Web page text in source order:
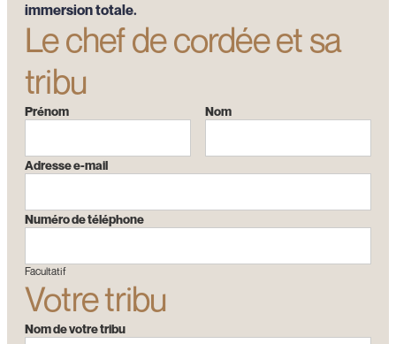
immersion totale.
Le chef de cordée et sa
tribu
Prénom Nom
Adresse e-mail
Numéro de téléphone
Facultatif
Votre tribu
Nom de votre tribu